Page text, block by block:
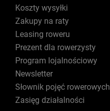
Koszty wysyłki
Zakupy na raty
Leasing roweru
Prezent dla rowerzysty
Program lojalnościowy
Newsletter
Słownik pojęć rowerowych
Zasięg działalności